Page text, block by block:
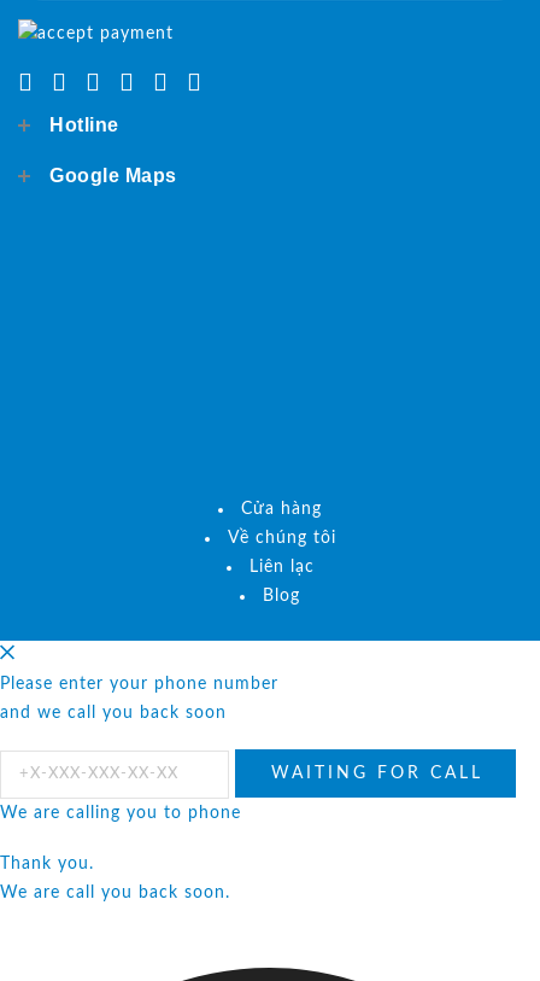
Hotline
Google Maps
Cửa hàng
Về chúng tôi
Liên lạc
Blog
Please enter your phone number
and we call you back soon
We are calling you to phone
Thank you.
We are call you back soon.